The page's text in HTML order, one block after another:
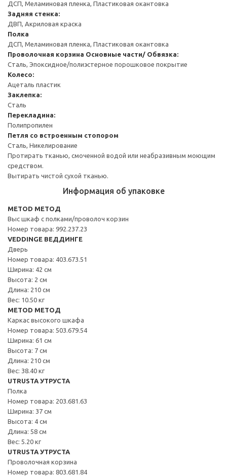
ДСП, Меламиновая пленка, Пластиковая окантовка
Задняя стенка:
ДВП, Акриловая краска
Полка
ДСП, Меламиновая пленка, Пластиковая окантовка
Проволочная корзина Основные части/ Обвязка:
Сталь, Эпоксидное/полиэстерное порошковое покрытие
Колесо:
Ацеталь пластик
Заклепка:
Сталь
Перекладина:
Полипропилен
Петля со встроенным стопором
Сталь, Никелирование
Протирать тканью, смоченной водой или неабразивным моющим
средством.
Вытирать чистой сухой тканью.
Информация об упаковке
METOD МЕТОД
Выс шкаф с полками/проволоч корзин
Номер товара: 992.237.23
VEDDINGE ВЕДДИНГЕ
Дверь
Номер товара: 403.673.51
Ширина: 42 см
Высота: 2 см
Длина: 210 см
Вес: 10.50 кг
METOD МЕТОД
Каркас высокого шкафа
Номер товара: 503.679.54
Ширина: 61 см
Высота: 7 см
Длина: 210 см
Вес: 38.40 кг
UTRUSTA УТРУСТА
Полка
Номер товара: 203.681.63
Ширина: 37 см
Высота: 4 см
Длина: 58 см
Вес: 5.20 кг
UTRUSTA УТРУСТА
Проволочная корзина
Номер товара: 803.681.84